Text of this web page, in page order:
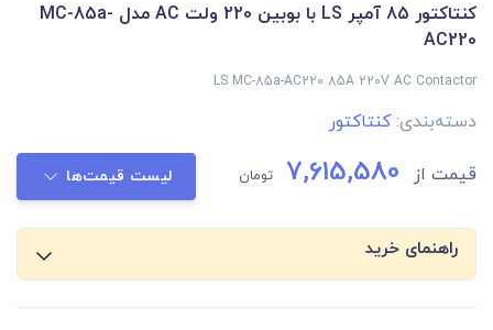
کنتاکتور 85 آمپر LS با بوبین 220 ولت AC مدل MC-85a-
AC220
LS MC-85a-AC220 85A 220V AC Contactor
دسته‌بندی:کنتاکتور
قیمت از 7,615,580 تومان لیست قیمت‌ها
راهنمای خرید